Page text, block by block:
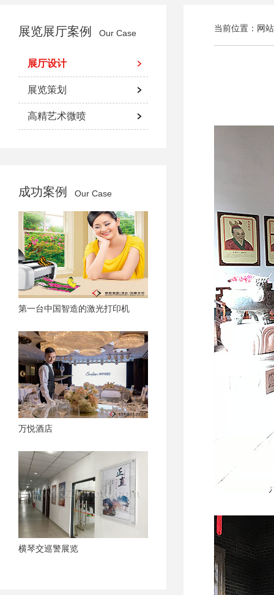
展览展厅案例 Our Case
展厅设计
展览策划
高精艺术微喷
成功案例 Our Case
第一台中国智造的激光打印机
万悦酒店
横琴交巡警展览
当前位置： 网